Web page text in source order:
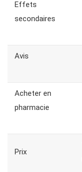
Effets
secondaires
Avis
Acheter en
pharmacie
Prix